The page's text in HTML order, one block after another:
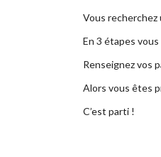
Vous recherchez
En 3 étapes
Renseignez vos
Alors vous êtes
C’est parti !